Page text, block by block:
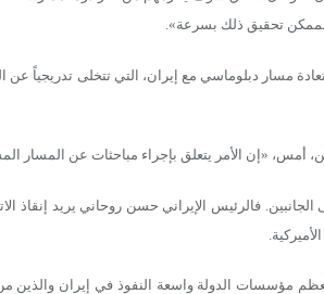
الممكن تحقيق ذلك بسرعة».
مسار دبلوماسي مع إيران، التي تتخلى تدريجياً عن
أمس، «إن الأمر يتعلق بإجراء مباحثات عن المسار
فالرئيس الإيراني حسن روحاني يريد إنقاذ
الدولة واسعة النفوذ في إيران والذين من